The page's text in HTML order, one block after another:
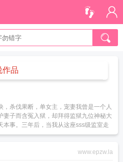
作品
，杀伐果断，单女主，宠妻我曾是一个人
妻子而含冤入狱，却拜得监狱九位神秘大
本事。三年后，当我从这座sss级监室走
低头，...
www.epzw.la